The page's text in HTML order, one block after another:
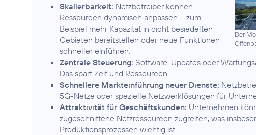
Der
Skalierbarkeit: Netzbetreiber können
Ressourcen dynamisch anpassen – zum
Beispiel mehr Kapazität in dicht besiedelten
Gebieten bereitstellen oder neue Funktionen
schneller einführen.
Zentrale Steuerung: Software-Updates oder
Das spart Zeit und Ressourcen.
Schnellere Markteinführung neuer Dienste:
5G-Netze oder spezielle Netzwerklösungen für
Attraktivität für Geschäftskunden: Unternehmen
zugeschnittene Netzressourcen zugreifen, was
Produktionsprozessen wichtig ist.